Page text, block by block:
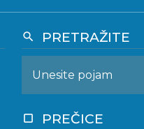
search PRETRAŽITE
crop_square PREČICE